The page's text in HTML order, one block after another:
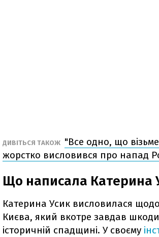
ДИВІТЬСЯ ТАКОЖ "Все одно, що
жорстко висловився про напад
Що написала Катерина
Катерина Усик висловилася щодо
Києва, який вкотре завдав шкоди
історичній спадщині. У своєму